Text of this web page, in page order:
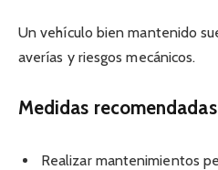
Un vehículo bien mantenido
averías y riesgos mecánicos.
Medidas recomendadas
Realizar mantenimientos